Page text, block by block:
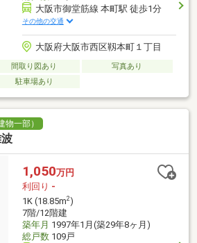
大阪市御堂筋線 本町駅 徒歩1分
その他の交通
大阪府大阪市西区靱本町１丁目
間取り図あり
写真あり
駐車場あり
物一部）
1,050万円
利回り -
1K (18.85m2)
7階/12階建
築年月 1997年1月(築29年8ヶ月)
総戸数109戸